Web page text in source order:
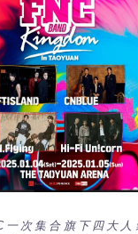
次集合旗下四大人